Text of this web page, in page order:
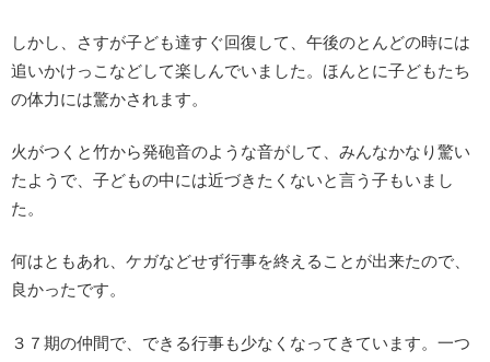
しかし、さすが子ども達すぐ回復して、午後のとんどの時には
追いかけっこなどして楽しんでいました。ほんとに子どもたち
の体力には驚かされます。
火がつくと竹から発砲音のような音がして、みんなかなり驚い
たようで、子どもの中には近づきたくないと言う子もいまし
た。
何はともあれ、ケガなどせず行事を終えることが出来たので、
良かったです。
３７期の仲間で、できる行事も少なくなってきています。一つ